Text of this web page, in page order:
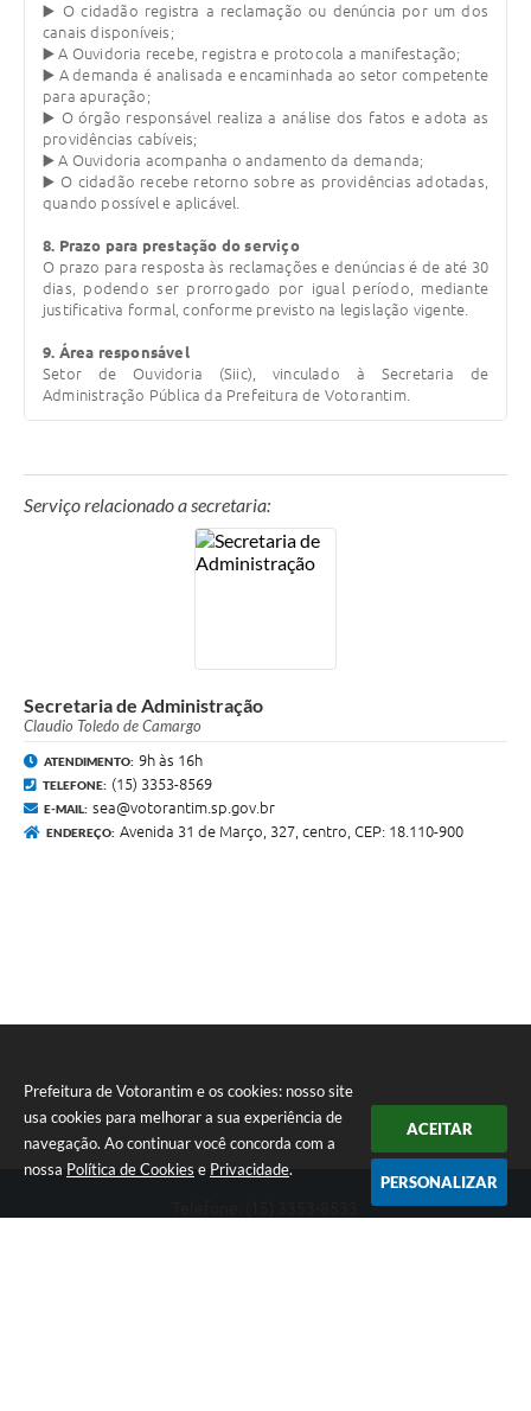
Prefeitura de Votorantim e os cookies: nosso site
usa cookies para melhorar a sua experiência de
navegação. Ao continuar você concorda com a
nossa Política de Cookies e Privacidade.
ACEITAR
PERSONALIZAR
▶️ O cidadão registra a reclamação ou denúncia por um dos
canais disponíveis;
▶️ A Ouvidoria recebe, registra e protocola a manifestação;
▶️ A demanda é analisada e encaminhada ao setor competente
para apuração;
▶️ O órgão responsável realiza a análise dos fatos e adota as
providências cabíveis;
▶️ A Ouvidoria acompanha o andamento da demanda;
▶️ O cidadão recebe retorno sobre as providências adotadas,
quando possível e aplicável.
8. Prazo para prestação do serviço
O prazo para resposta às reclamações e denúncias é de até 30
dias, podendo ser prorrogado por igual período, mediante
justificativa formal, conforme previsto na legislação vigente.
9. Área responsável
Setor de Ouvidoria (Siic), vinculado à Secretaria de
Administração Pública da Prefeitura de Votorantim.
Serviço relacionado a secretaria:
Secretaria de Administração
Claudio Toledo de Camargo
ATENDIMENTO: 9h às 16h
TELEFONE: (15) 3353-8569
E-MAIL: sea@votorantim.sp.gov.br
ENDEREÇO: Avenida 31 de Março, 327, centro, CEP: 18.110-900